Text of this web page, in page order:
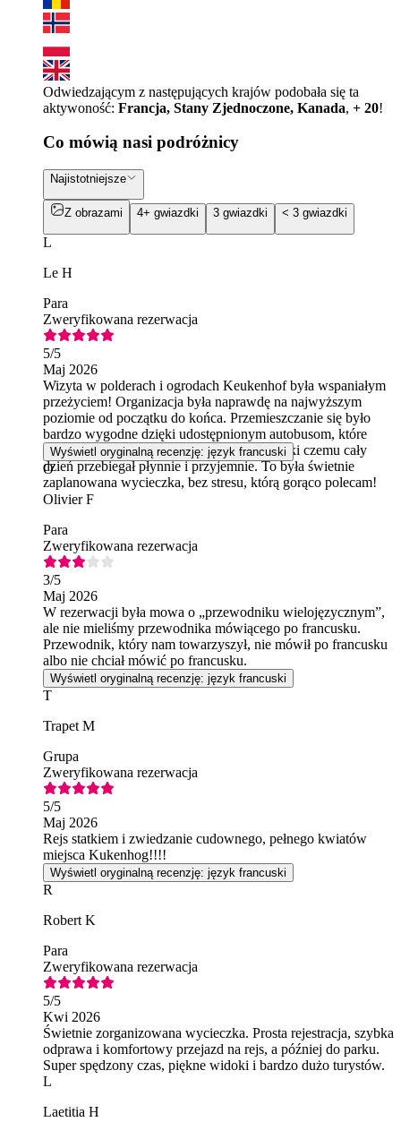
Odwiedzającym z następujących krajów podobała się ta
aktywoność: Francja, Stany Zjednoczone, Kanada, + 20!
Co mówią nasi podróżnicy
Najistotniejsze
Z obrazami 4+ gwiazdki 3 gwiazdki < 3 gwiazdki
L
Le H
Para
Zweryfikowana rezerwacja
5/5
Maj 2026
Wizyta w polderach i ogrodach Keukenhof była wspaniałym
przeżyciem! Organizacja była naprawdę na najwyższym
poziomie od początku do końca. Przemieszczanie się było
bardzo wygodne dzięki udostępnionym autobusom, które
były dobrze oznakowane i punktualne, dzięki czemu cały
dzień przebiegał płynnie i przyjemnie. To była świetnie
zaplanowana wycieczka, bez stresu, którą gorąco polecam!
Wyświetl oryginalną recenzję: język francuski
O
Olivier F
Para
Zweryfikowana rezerwacja
3/5
Maj 2026
W rezerwacji była mowa o „przewodniku wielojęzycznym”,
ale nie mieliśmy przewodnika mówiącego po francusku.
Przewodnik, który nam towarzyszył, nie mówił po francusku
albo nie chciał mówić po francusku.
Wyświetl oryginalną recenzję: język francuski
T
Trapet M
Grupa
Zweryfikowana rezerwacja
5/5
Maj 2026
Rejs statkiem i zwiedzanie cudownego, pełnego kwiatów
miejsca Kukenhog!!!!
Wyświetl oryginalną recenzję: język francuski
R
Robert K
Para
Zweryfikowana rezerwacja
5/5
Kwi 2026
Świetnie zorganizowana wycieczka. Prosta rejestracja, szybka
odprawa i komfortowy przejazd na rejs, a później do parku.
Super spędzony czas, piękne widoki i bardzo dużo turystów.
L
Laetitia H